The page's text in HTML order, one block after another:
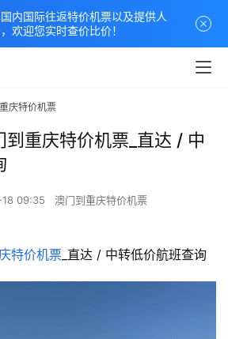
庆特价机票
重庆特价机票_直达 / 中
09:35
澳门到重庆特价机票
特价机票 _直达 / 中转低价航班查询
内国际往返特价机票以及提供人
欢迎您实时查价比价！